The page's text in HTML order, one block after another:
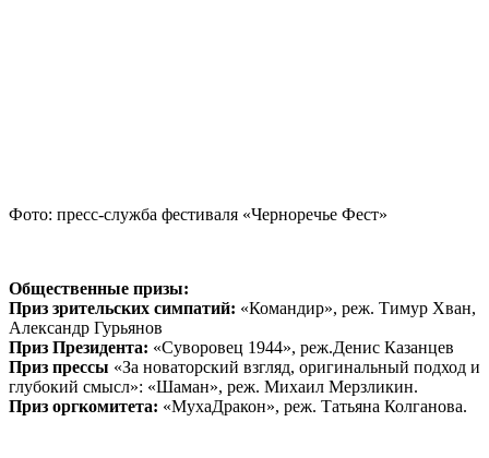
Фото: пресс-служба фестиваля «Черноречье Фест»
Общественные призы:
Приз зрительских симпатий: «Командир», реж. Тимур Хван,
Александр Гурьянов
Приз Президента: «Суворовец 1944», реж.Денис Казанцев
Приз прессы «За новаторский взгляд, оригинальный подход и
глубокий смысл»: «Шаман», реж. Михаил Мерзликин.
Приз оргкомитета: «МухаДракон», реж. Татьяна Колганова.